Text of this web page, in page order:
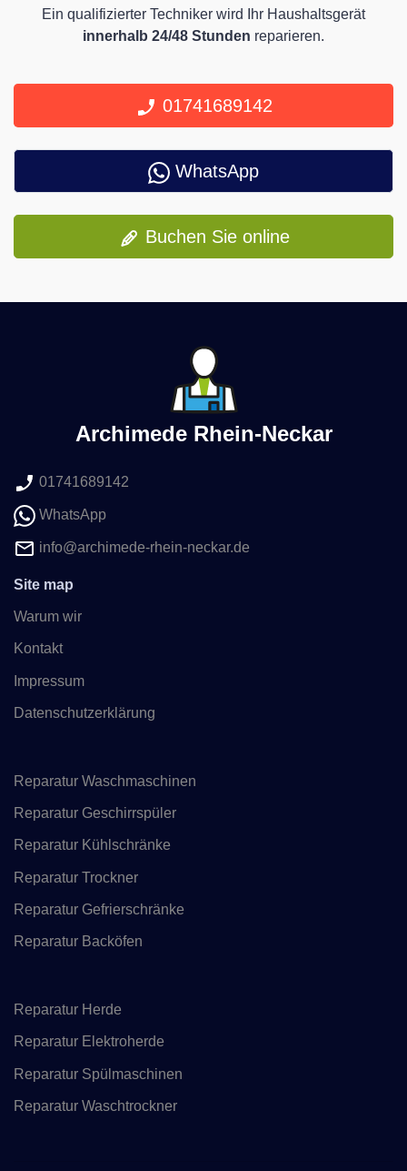
Ein qualifizierter Techniker wird Ihr Haushaltsgerät
innerhalb 24/48 Stunden reparieren.
01741689142
WhatsApp
Buchen Sie online
Archimede Rhein-Neckar
01741689142
WhatsApp
info@archimede-rhein-neckar.de
Site map
Warum wir
Kontakt
Impressum
Datenschutzerklärung
Reparatur Waschmaschinen
Reparatur Geschirrspüler
Reparatur Kühlschränke
Reparatur Trockner
Reparatur Gefrierschränke
Reparatur Backöfen
Reparatur Herde
Reparatur Elektroherde
Reparatur Spülmaschinen
Reparatur Waschtrockner